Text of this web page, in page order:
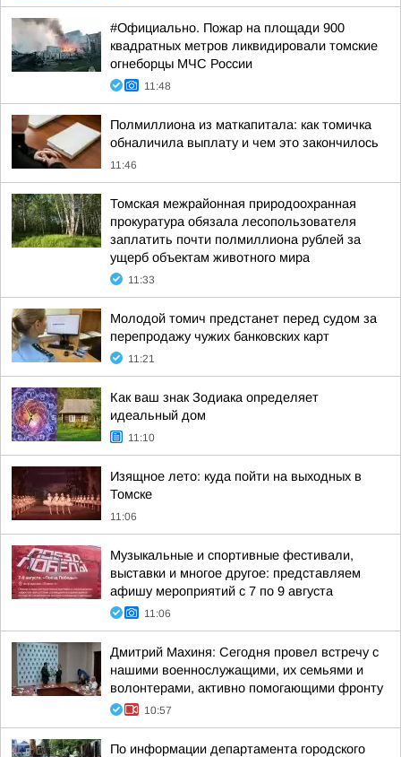
#Официально. Пожар на площади 900
квадратных метров ликвидировали томские
огнеборцы МЧС России
11:48
Полмиллиона из маткапитала: как томичка
обналичила выплату и чем это закончилось
11:46
Томская межрайонная природоохранная
прокуратура обязала лесопользователя
заплатить почти полмиллиона рублей за
ущерб объектам животного мира
11:33
Молодой томич предстанет перед судом за
перепродажу чужих банковских карт
11:21
Как ваш знак Зодиака определяет
идеальный дом
11:10
Изящное лето: куда пойти на выходных в
Томске
11:06
Музыкальные и спортивные фестивали,
выставки и многое другое: представляем
афишу мероприятий с 7 по 9 августа
11:06
Дмитрий Махиня: Сегодня провел встречу с
нашими военнослужащими, их семьями и
волонтерами, активно помогающими фронту
10:57
По информации департамента городского